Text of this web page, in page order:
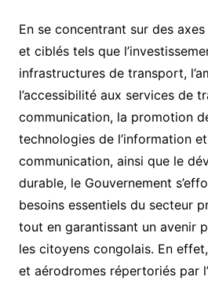
En se concentrant sur des
et ciblés tels que
infrastructures de transport,
l’accessibilité aux services de
communication, la promotion
technologies de l’information
communication, ainsi que le
durable, le Gouvernement
besoins essentiels du secteur
tout en garantissant un avenir
les citoyens congolais. En
et aérodromes répertoriés par